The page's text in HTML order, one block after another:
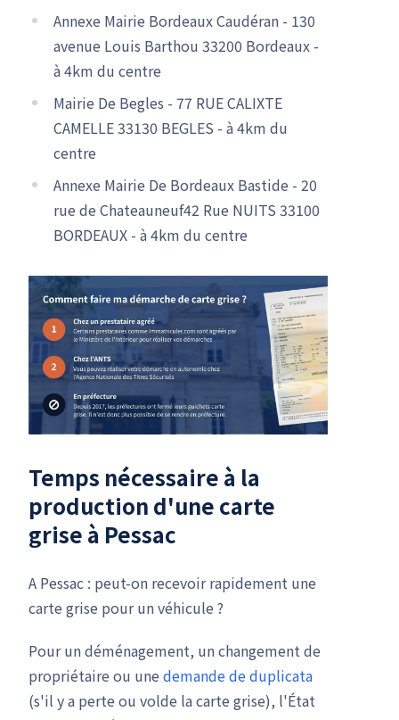
Annexe Mairie Bordeaux Caudéran - 130
avenue Louis Barthou 33200 Bordeaux -
à 4km du centre
Mairie De Begles - 77 RUE CALIXTE
CAMELLE 33130 BEGLES - à 4km du
centre
Annexe Mairie De Bordeaux Bastide - 20
rue de Chateauneuf42 Rue NUITS 33100
BORDEAUX - à 4km du centre
Temps nécessaire à la
production d'une carte
grise à Pessac
A Pessac : peut-on recevoir rapidement une
carte grise pour un véhicule ?
Pour un déménagement, un changement de
propriétaire ou une demande de duplicata
(s'il y a perte ou volde la carte grise), l'État